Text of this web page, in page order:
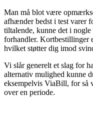
Man må blot være
afhænder bedst i test varer
tiltalende, kunne det i
forhandler. Kortbestillinger
hvilket støtter dig imod
Vi slår generelt et slag for
alternativ mulighed kunne
eksempelvis ViaBill, for så
over en periode.